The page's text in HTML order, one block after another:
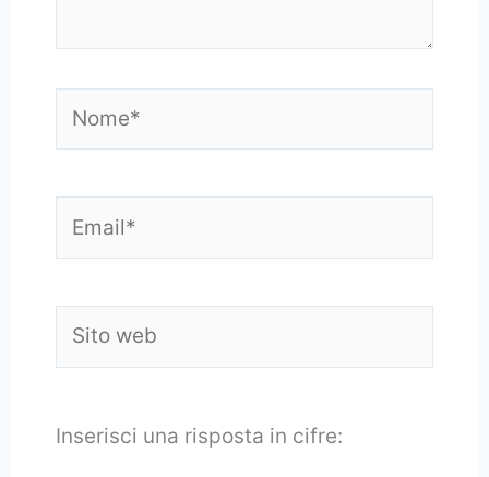
web
Inserisci una risposta in cifre: